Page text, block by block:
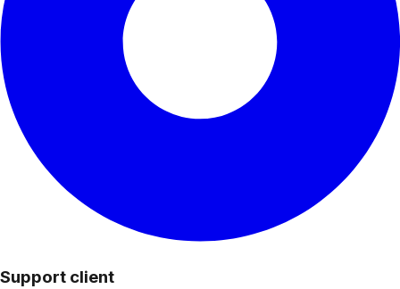
Support client